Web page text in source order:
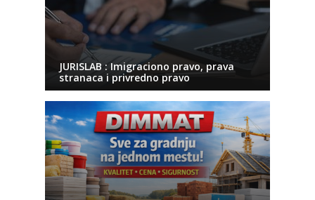
JURISLAB : Imigraciono pravo, prava
stranaca i privredno pravo